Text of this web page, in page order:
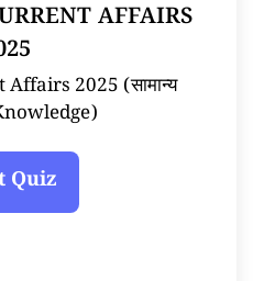
AFFAIRS
2025 (सामान्य